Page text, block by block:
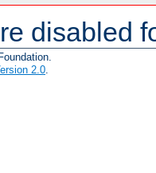
disabled
2.0